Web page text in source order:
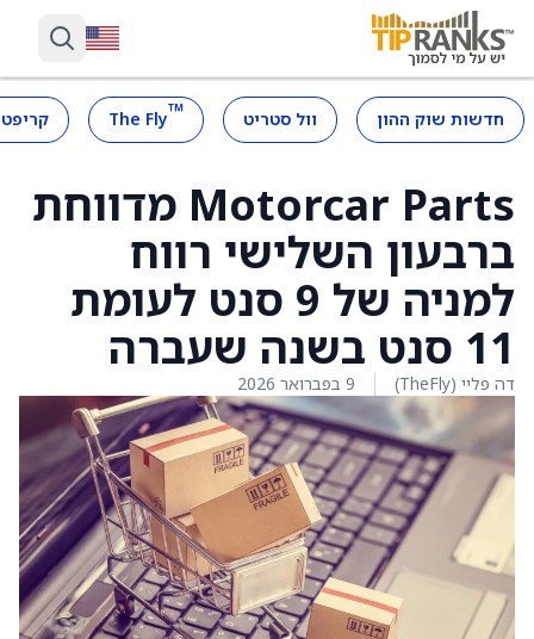
חדשות שוק ההון וול סטריט ™
The Fly
Motorcar Parts מדווחת
ברבעון השלישי רווח
למניה של 9 סנט לעומת
11 סנט בשנה שעברה
דה פליי (TheFly) 9 בפברואר 2026